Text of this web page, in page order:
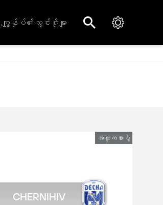
ကျွုန်ုပ်၏သွင်းဂိုးများ
အထူးကစားပွဲ
CHERNIHIV